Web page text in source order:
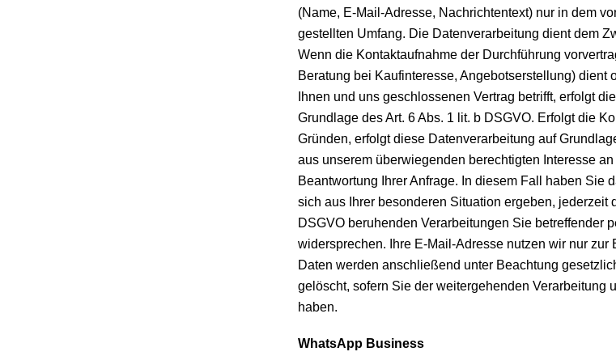
(Name, E-Mail-Adresse, Nachrichtentext) nur in dem
gestellten Umfang. Die Datenverarbeitung dient dem
Wenn die Kontaktaufnahme der Durchführung
Beratung bei Kaufinteresse, Angebotserstellung) dient
Ihnen und uns geschlossenen Vertrag betrifft, erfolgt
Grundlage des Art. 6 Abs. 1 lit. b DSGVO. Erfolgt die
Gründen, erfolgt diese Datenverarbeitung auf
aus unserem überwiegenden berechtigten Interesse
Beantwortung Ihrer Anfrage. In diesem Fall haben Sie
sich aus Ihrer besonderen Situation ergeben, jederzeit
DSGVO beruhenden Verarbeitungen Sie betreffender
widersprechen. Ihre E-Mail-Adresse nutzen wir nur zur
Daten werden anschließend unter Beachtung
gelöscht, sofern Sie der weitergehenden Verarbeitung
haben.
WhatsApp Business